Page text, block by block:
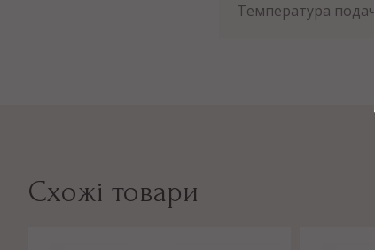
Температура подачі
Схожі товари